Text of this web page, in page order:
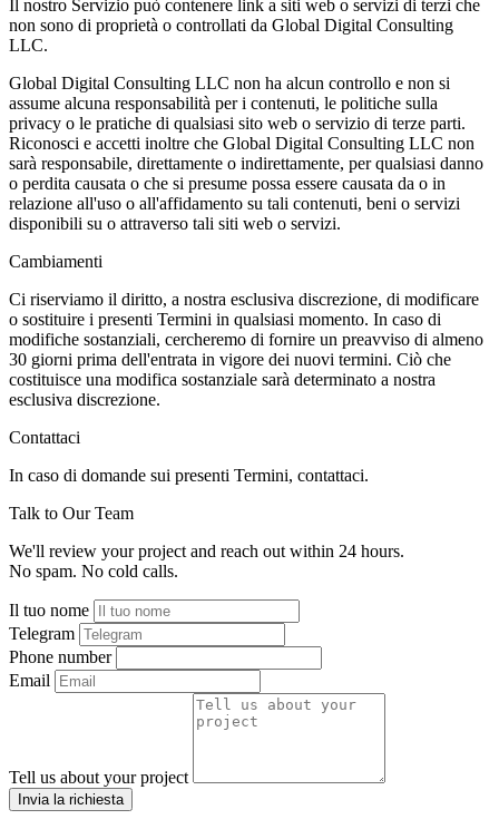
Il nostro Servizio può contenere link a siti web o servizi di terzi che
non sono di proprietà o controllati da Global Digital Consulting
LLC.
Global Digital Consulting LLC non ha alcun controllo e non si
assume alcuna responsabilità per i contenuti, le politiche sulla
privacy o le pratiche di qualsiasi sito web o servizio di terze parti.
Riconosci e accetti inoltre che Global Digital Consulting LLC non
sarà responsabile, direttamente o indirettamente, per qualsiasi danno
o perdita causata o che si presume possa essere causata da o in
relazione all'uso o all'affidamento su tali contenuti, beni o servizi
disponibili su o attraverso tali siti web o servizi.
Cambiamenti
Ci riserviamo il diritto, a nostra esclusiva discrezione, di modificare
o sostituire i presenti Termini in qualsiasi momento. In caso di
modifiche sostanziali, cercheremo di fornire un preavviso di almeno
30 giorni prima dell'entrata in vigore dei nuovi termini. Ciò che
costituisce una modifica sostanziale sarà determinato a nostra
esclusiva discrezione.
Contattaci
In caso di domande sui presenti Termini, contattaci.
Talk to Our Team
We'll review your project and reach out within 24 hours.
No spam. No cold calls.
Il tuo nome
Telegram
Phone number
Email
Tell us about your project
Invia la richiesta